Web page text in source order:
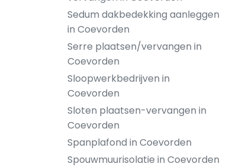
Sedum dakbedekking aanleggen
in Coevorden
Serre plaatsen/vervangen in
Coevorden
Sloopwerkbedrijven in
Coevorden
Sloten plaatsen-vervangen in
Coevorden
Spanplafond in Coevorden
Spouwmuurisolatie in Coevorden